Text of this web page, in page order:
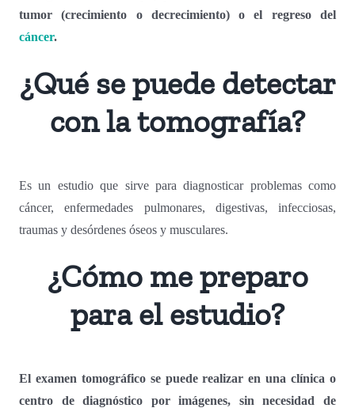
tumor (crecimiento o decrecimiento) o el regreso del
cáncer.
¿Qué se puede detectar
con la tomografía?
Es un estudio que sirve para diagnosticar problemas como
cáncer, enfermedades pulmonares, digestivas, infecciosas,
traumas y desórdenes óseos y musculares.
¿Cómo me preparo
para el estudio?
El examen tomográfico se puede realizar en una clínica o
centro de diagnóstico por imágenes, sin necesidad de